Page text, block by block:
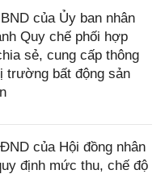
của Ủy ban nhân
Quy chế phối hợp
sẻ, cung cấp thông
trường bất động sản
của Hội đồng nhân
định mức thu, chế độ